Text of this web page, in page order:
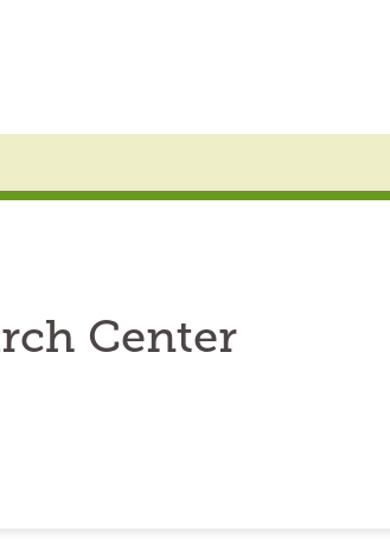
Center